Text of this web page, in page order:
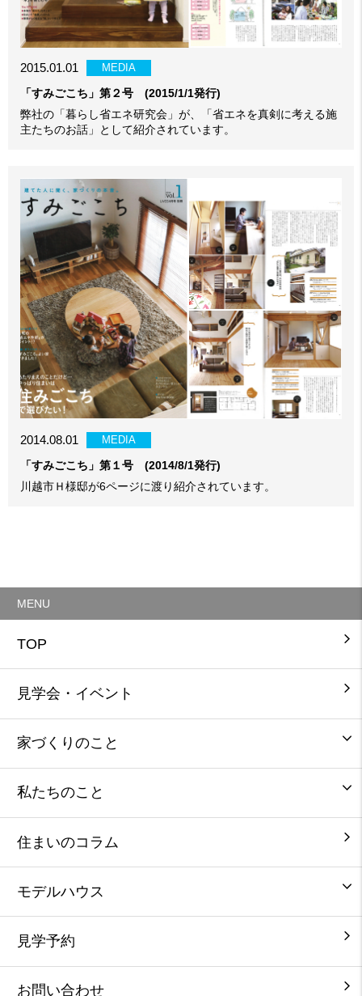
2015.01.01 MEDIA
「すみごこち」第２号 (2015/1/1発行)
弊社の「暮らし省エネ研究会」が、「省エネを真剣に考える施
主たちのお話」として紹介されています。
2014.08.01 MEDIA
「すみごこち」第１号 (2014/8/1発行)
川越市Ｈ様邸が6ページに渡り紹介されています。
MENU
TOP
見学会・イベント
家づくりのこと
私たちのこと
住まいのコラム
モデルハウス
見学予約
お問い合わせ